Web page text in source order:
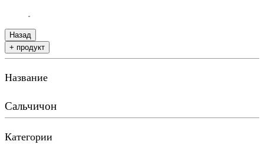
Назад
+ продукт
Название
Сальчичон
Категории